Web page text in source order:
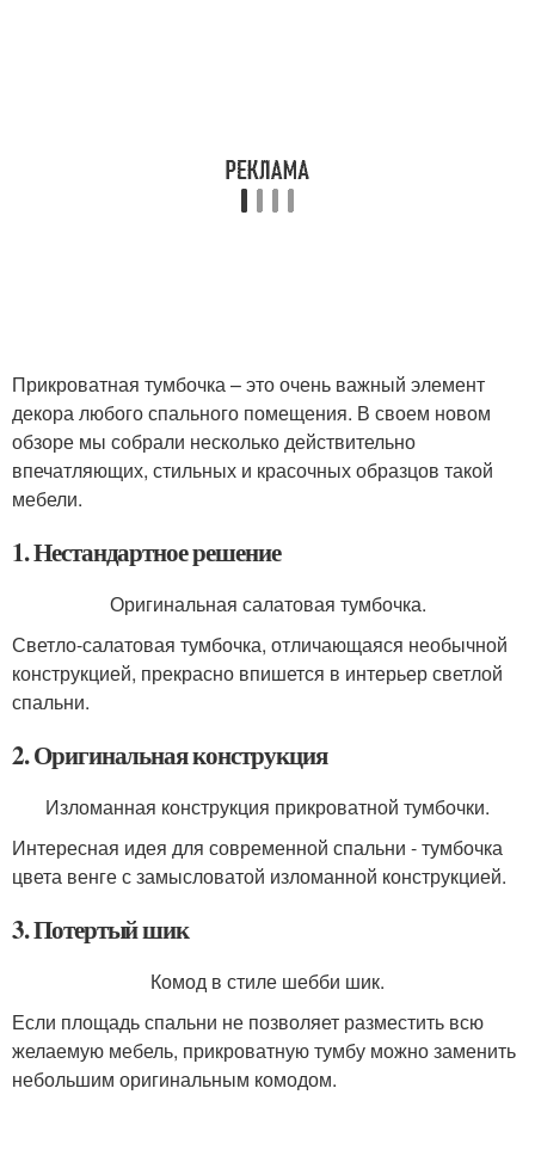
Прикроватная тумбочка – это очень важный элемент
декора любого спального помещения. В своем новом
обзоре мы собрали несколько действительно
впечатляющих, стильных и красочных образцов такой
мебели.
1. Нестандартное решение
Оригинальная салатовая тумбочка.
Светло-салатовая тумбочка, отличающаяся необычной
конструкцией, прекрасно впишется в интерьер светлой
спальни.
2. Оригинальная конструкция
Изломанная конструкция прикроватной тумбочки.
Интересная идея для современной спальни - тумбочка
цвета венге с замысловатой изломанной конструкцией.
3. Потертый шик
Комод в стиле шебби шик.
Если площадь спальни не позволяет разместить всю
желаемую мебель, прикроватную тумбу можно заменить
небольшим оригинальным комодом.